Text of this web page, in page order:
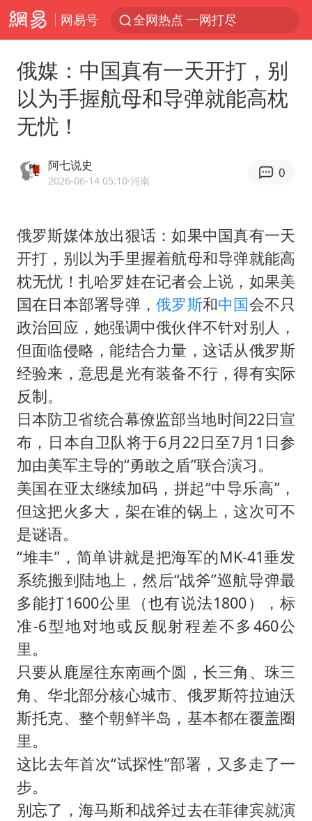
网易号 全网热点 一网打尽
俄媒：中国真有一天开打，别
以为手握航母和导弹就能高枕
无忧！
阿七说史
2026-06-14 05:10·河南
0
俄罗斯媒体放出狠话：如果中国真有一天
开打，别以为手里握着航母和导弹就能高
枕无忧！扎哈罗娃在记者会上说，如果美
国在日本部署导弹，俄罗斯和中国会不只
政治回应，她强调中俄伙伴不针对别人，
但面临侵略，能结合力量，这话从俄罗斯
经验来，意思是光有装备不行，得有实际
反制。
日本防卫省统合幕僚监部当地时间22日宣
布，日本自卫队将于6月22日至7月1日参
加由美军主导的“勇敢之盾”联合演习。
美国在亚太继续加码，拼起“中导乐高”，
但这把火多大，架在谁的锅上，这次可不
是谜语。
“堆丰”，简单讲就是把海军的MK-41垂发
系统搬到陆地上，然后“战斧”巡航导弹最
多能打1600公里（也有说法1800），标
准-6型地对地或反舰射程差不多460公
里。
只要从鹿屋往东南画个圆，长三角、珠三
角、华北部分核心城市、俄罗斯符拉迪沃
斯托克、整个朝鲜半岛，基本都在覆盖圈
里。
这比去年首次“试探性”部署，又多走了一
步。
别忘了，海马斯和战斧过去在菲律宾就演